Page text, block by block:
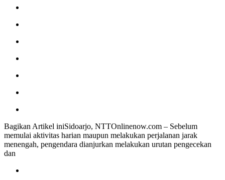
Bagikan Artikel iniSidoarjo, NTTOnlinenow.com – Sebelum
memulai aktivitas harian maupun melakukan perjalanan jarak
menengah, pengendara dianjurkan melakukan urutan pengecekan
dan